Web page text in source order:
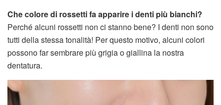
Che colore di rossetti fa apparire i denti più bianchi?
Perché alcuni rossetti non ci stanno bene? I denti non sono
tutti della stessa tonalità! Per questo motivo, alcuni colori
possono far sembrare più grigia o giallina la nostra
dentatura.